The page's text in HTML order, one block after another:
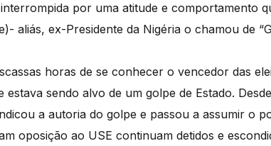
por uma atitude e comportamento
aliás, ex-Presidente da Nigéria o chamou de
horas de se conhecer o vencedor das
estava sendo alvo de um golpe de Estado.
a autoria do golpe e passou a assumir o
oposição ao USE continuam detidos e